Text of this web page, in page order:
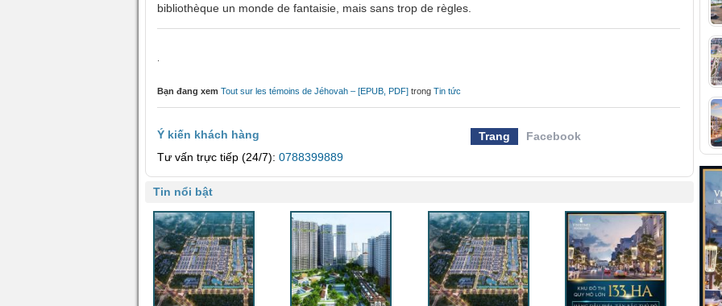
bibliothèque un monde de fantaisie, mais sans trop de règles.
Bạn đang xem Tout sur les témoins de Jéhovah – [EPUB, PDF] trong Tin tức
Ý kiến khách hàng Trang
Facebook
Tư vấn trực tiếp (24/7): 0788399889
Tin nổi bật